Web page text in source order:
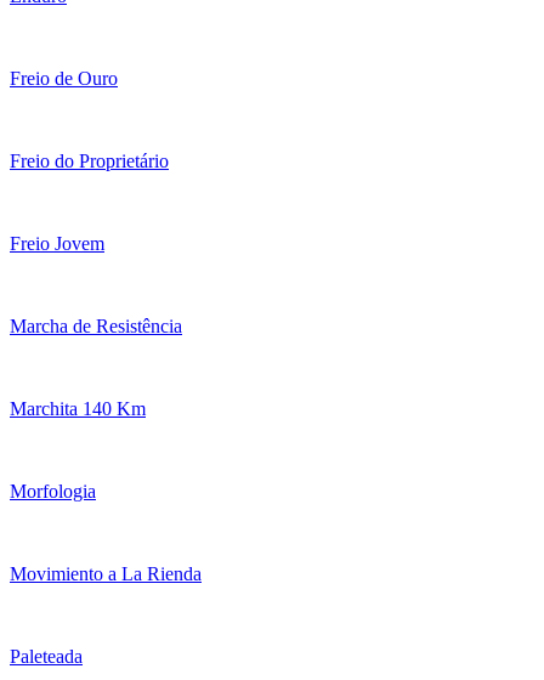
Freio de Ouro
Freio do Proprietário
Freio Jovem
Marcha de Resistência
Marchita 140 Km
Morfologia
Movimiento a La Rienda
Paleteada